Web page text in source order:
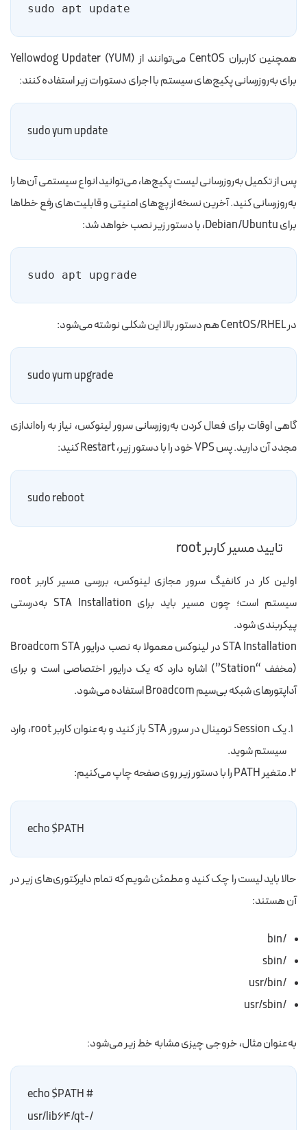
sudo apt update
همچنین کاربران CentOS می‌توانند از Yellowdog Updater (YUM)
برای به‌روزرسانی پکیج‌های سیستم با اجرای دستورات زیر استفاده کنند:
sudo yum update
پس از تکمیل به‌روزرسانی لیست پکیج‌ها، می‌توانید انواع سیستمی آن‌ها را
به‌روزرسانی کنید. آخرین نسخه از پچ‌های امنیتی و قابلیت‌های رفع خطاها
برای Debian/Ubuntu، با دستور زیر نصب خواهد شد:
sudo apt upgrade
در CentOS/RHEL هم دستور بالا این شکلی نوشته می‌شود:
sudo yum upgrade
گاهی اوقات برای فعال کردن به‌روزرسانی سرور لینوکس، نیاز به راه‌اندازی
مجدد آن دارید. پس VPS خود را با دستور زیر، Restart کنید:
sudo reboot
تایید مسیر کاربر root
اولین کار در کانفیگ سرور مجازی لینوکس، بررسی مسیر کاربر root
سیستم است؛ چون مسیر باید برای STA Installation به‌درستی
پیکربندی شود.
STA Installation در لینوکس معمولا به نصب درایور Broadcom STA
(مخفف “Station”) اشاره دارد که یک درایور اختصاصی است و برای
آداپتورهای شبکه بی‌سیم Broadcom استفاده می‌شود.
یک Session ترمینال در سرور STA باز کنید و به‌عنوان کاربر root، وارد
سیستم شوید.
متغیر PATH را با دستور زیر روی صفحه چاپ می‌کنیم:
echo $PATH
حالا باید لیست را چک کنید و مطمئن شویم که تمام دایرکتوری‌های زیر در
آن هستند:
/bin
/sbin
/usr/bin
/usr/sbin
به‌عنوان مثال، خروجی چیزی مشابه خط زیر می‌شود:
# echo $PATH
/usr/lib64/qt-